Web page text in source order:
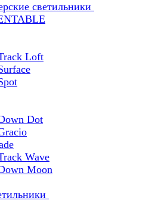
светильники
Loft
Dot
Wave
Moon